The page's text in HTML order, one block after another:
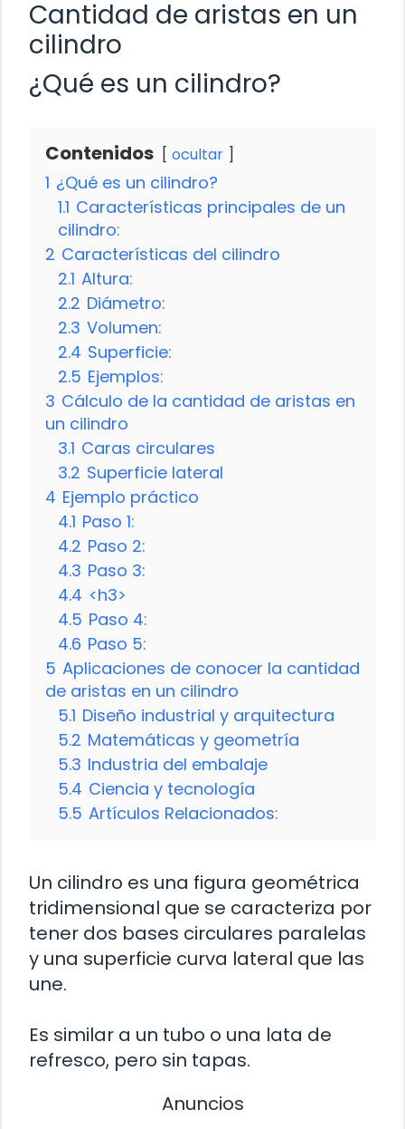
Cantidad de aristas en un
cilindro
¿Qué es un cilindro?
Contenidos ocultar
1 ¿Qué es un cilindro?
1.1 Características principales de un
cilindro:
2 Características del cilindro
2.1 Altura:
2.2 Diámetro:
2.3 Volumen:
2.4 Superficie:
2.5 Ejemplos:
3 Cálculo de la cantidad de aristas en
un cilindro
3.1 Caras circulares
3.2 Superficie lateral
4 Ejemplo práctico
4.1 Paso 1:
4.2 Paso 2:
4.3 Paso 3:
4.4 <h3>
4.5 Paso 4:
4.6 Paso 5:
5 Aplicaciones de conocer la cantidad
de aristas en un cilindro
5.1 Diseño industrial y arquitectura
5.2 Matemáticas y geometría
5.3 Industria del embalaje
5.4 Ciencia y tecnología
5.5 Artículos Relacionados:
Un cilindro es una figura geométrica
tridimensional que se caracteriza por
tener dos bases circulares paralelas
y una superficie curva lateral que las
une.
Es similar a un tubo o una lata de
refresco, pero sin tapas.
Anuncios